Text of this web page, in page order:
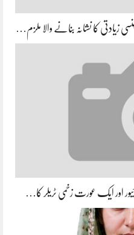
اور ایک عورت زخمی ٹریلر کا…